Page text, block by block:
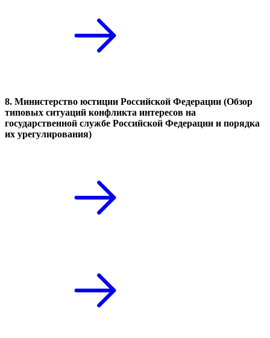
8. Министерство юстиции Российской Федерации (Обзор
типовых ситуаций конфликта интересов на
государственной службе Российской Федерации и порядка
их урегулирования)